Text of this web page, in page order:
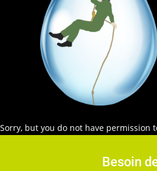
Sorry, but you do not have permission
Besoin